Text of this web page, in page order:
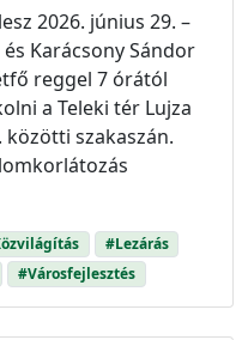
2026. június 29. –
Karácsony Sándor
reggel 7 órától
a Teleki tér Lujza
közötti szakaszán.
#Lezárás
#Városfejlesztés